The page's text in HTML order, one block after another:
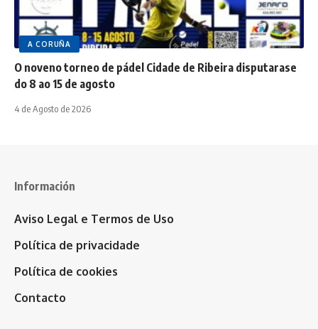
A CORUÑA
O noveno torneo de pádel Cidade de Ribeira disputarase
do 8 ao 15 de agosto
4 de Agosto de 2026
Información
Aviso Legal e Termos de Uso
Política de privacidade
Política de cookies
Contacto